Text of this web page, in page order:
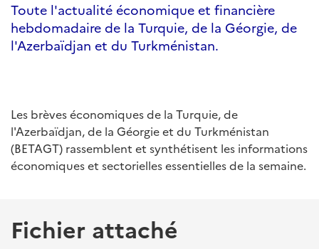
Toute l'actualité économique et financière
hebdomadaire de la Turquie, de la Géorgie, de
l'Azerbaïdjan et du Turkménistan.
Les brèves économiques de la Turquie, de
l'Azerbaïdjan, de la Géorgie et du Turkménistan
(BETAGT) rassemblent et synthétisent les informations
économiques et sectorielles essentielles de la semaine.
Fichier attaché